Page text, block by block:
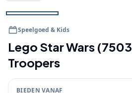
Speelgoed & Kids
Lego Star Wars
Troopers
BIEDEN VANAF